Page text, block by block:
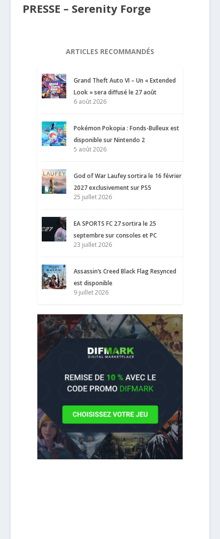
PRESSE – Serenity Forge
ARTICLES RECOMMANDÉS
Grand Theft Auto VI – Un « Extended
Look » sera diffusé le 27 août
6 août 2026
Pokémon Pokopia : Fonds-Bulleux est
disponible sur Nintendo 2
5 août 2026
God of War Laufey sortira le 16 février
2027 exclusivement sur PS5
25 juillet 2026
EA SPORTS FC 27 sortira le 25
septembre sur consoles et PC
23 juillet 2026
Assassin’s Creed Black Flag Resynced
est disponible
9 juillet 2026